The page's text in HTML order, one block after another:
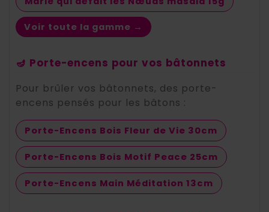
Voir toute la gamme →
🪔 Porte-encens pour vos bâtonnets
Pour brûler vos bâtonnets, des porte-
encens pensés pour les bâtons :
Porte-Encens Bois Fleur de Vie 30cm
Porte-Encens Bois Motif Peace 25cm
Porte-Encens Main Méditation 13cm